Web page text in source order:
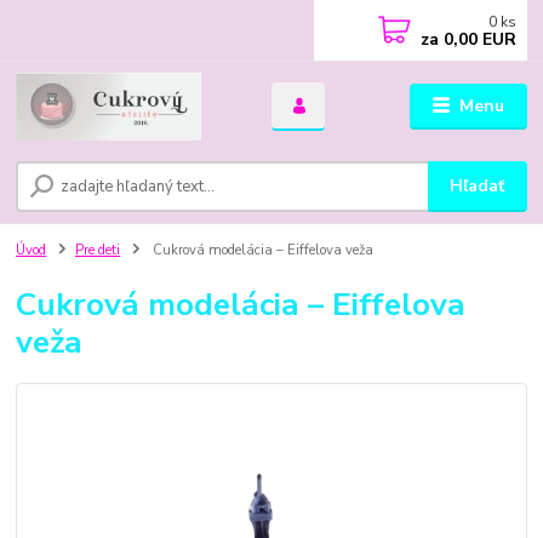
Menu
Hľadať
0 ks
za 0,00 EUR
Úvod Pre deti Cukrová modelácia – Eiffelova veža
Cukrová modelácia – Eiffelova
veža